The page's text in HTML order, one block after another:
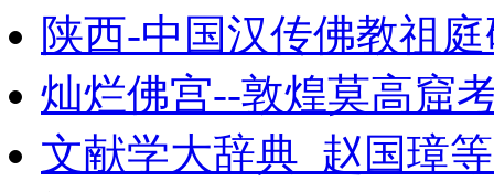
陕西-中国汉传佛教祖庭
灿烂佛宫--敦煌莫高窟
文献学大辞典_赵国璋